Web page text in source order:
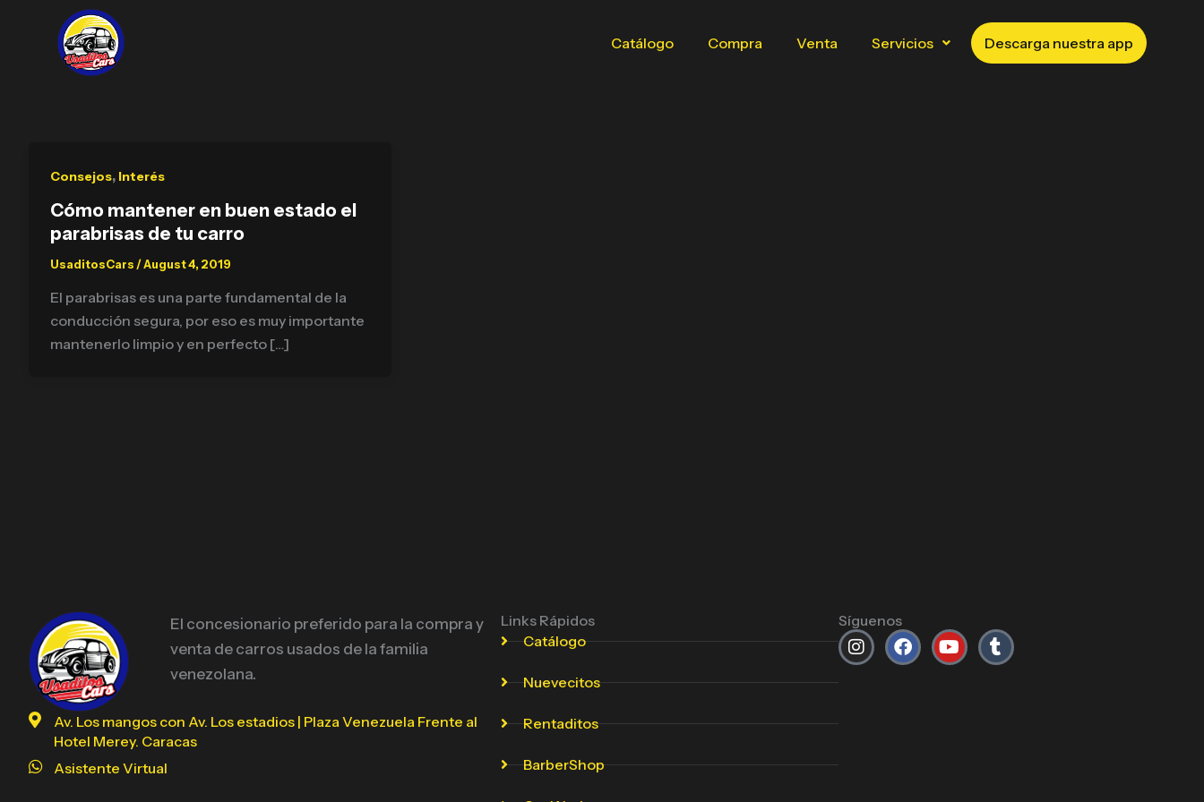
Catálogo Compra Venta Servicios Descarga nuestra app
Consejos, Interés
Cómo mantener en buen estado el
parabrisas de tu carro
UsaditosCars /August 4, 2019
El parabrisas es una parte fundamental de la
conducción segura, por eso es muy importante
mantenerlo limpio y en perfecto […]
El concesionario preferido para la compra y
venta de carros usados de la familia
venezolana.
Av. Los mangos con Av. Los estadios | Plaza Venezuela Frente al
Hotel Merey. Caracas
Asistente Virtual
Links Rápidos
Catálogo
Nuevecitos
Rentaditos
BarberShop
Síguenos
InstagramFacebook
YoutubeTumblr